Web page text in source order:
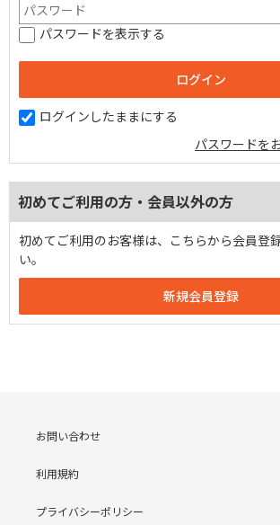
パスワードを表示する
ログインしたままにする
パスワードを
初めてご利用の方・会員以外の方
初めてご利用のお客様は、こちらから会員登
い。
お問い合わせ
利用規約
プライバシーポリシー